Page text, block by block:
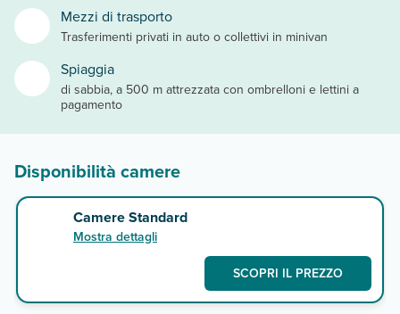
Mezzi di trasporto
Trasferimenti privati in auto o collettivi in minivan
Spiaggia
di sabbia, a 500 m attrezzata con ombrelloni e lettini a
pagamento
Disponibilità camere
Camere Standard
Mostra dettagli
SCOPRI IL PREZZO